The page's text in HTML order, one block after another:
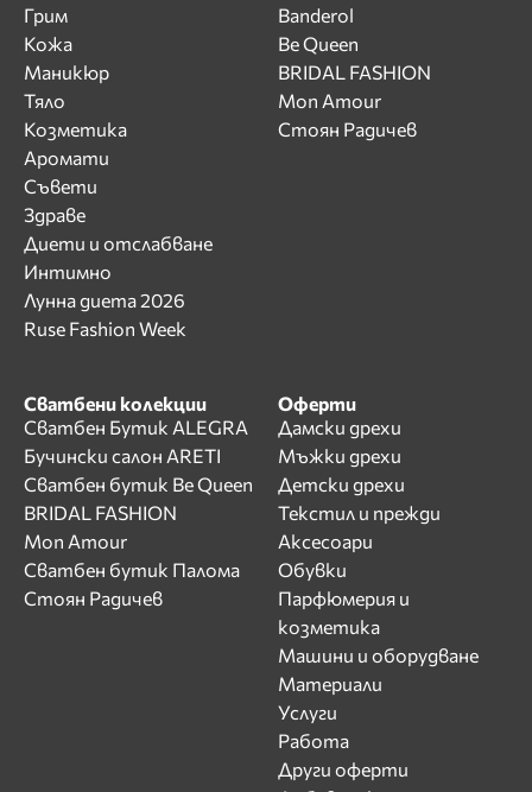
Грим
Кожа
Маникюр
Тяло
Козметика
Аромати
Съвети
Здраве
Диети и отслабване
Интимно
Лунна диета 2026
Ruse Fashion Week
Banderol
Be Queen
BRIDAL FASHION
Mon Amour
Стоян Радичев
Сватбени колекции
Сватбен Бутик ALEGRA
Бучински салон ARETI
Сватбен бутик Be Queen
BRIDAL FASHION
Mon Amour
Сватбен бутик Палома
Стоян Радичев
Оферти
Дамски дрехи
Мъжки дрехи
Детски дрехи
Текстил и прежди
Аксесоари
Обувки
Парфюмерия и
козметика
Машини и оборудване
Материали
Услуги
Работа
Други оферти